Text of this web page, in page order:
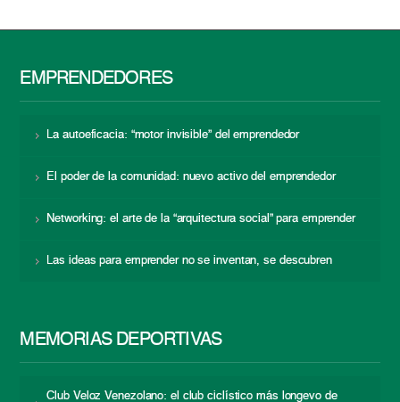
EMPRENDEDORES
La autoeficacia: “motor invisible” del emprendedor
El poder de la comunidad: nuevo activo del emprendedor
Networking: el arte de la “arquitectura social” para emprender
Las ideas para emprender no se inventan, se descubren
MEMORIAS DEPORTIVAS
Club Veloz Venezolano: el club ciclístico más longevo de